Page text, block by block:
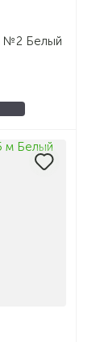
№2 Белый